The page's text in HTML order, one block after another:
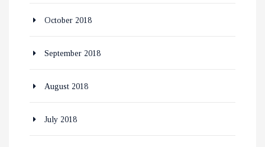
October 2018
September 2018
August 2018
July 2018